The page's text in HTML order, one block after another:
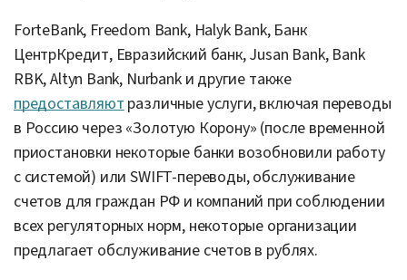
ForteBank, Freedom Bank, Halyk Bank, Банк
ЦентрКредит, Евразийский банк, Jusan Bank, Bank
RBK, Altyn Bank, Nurbank и другие также
предоставляют различные услуги, включая переводы
в Россию через «Золотую Корону» (после временной
приостановки некоторые банки возобновили работу
с системой) или SWIFT-переводы, обслуживание
счетов для граждан РФ и компаний при соблюдении
всех регуляторных норм, некоторые организации
предлагает обслуживание счетов в рублях.